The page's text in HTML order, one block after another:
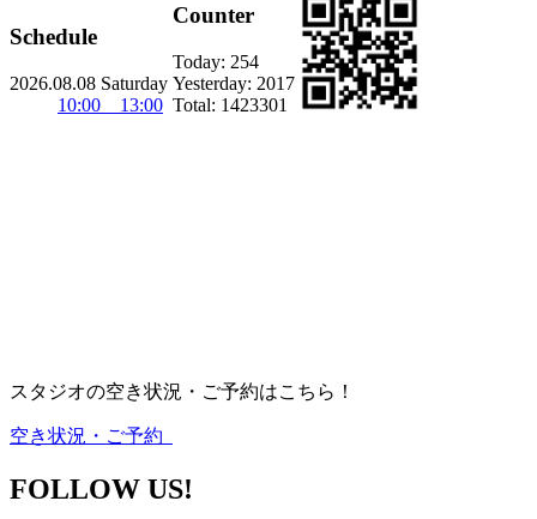
Schedule
2026.08.08 Saturday
10:00 13:00
Counter
Today: 254
Yesterday: 2017
Total: 1423301
スタジオの空き状況・ご予約はこちら！
空き状況・ご予約
FOLLOW US!